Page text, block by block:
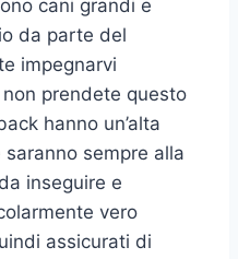
cani grandi e
da parte del
impegnarvi
non prendete questo
hanno un’alta
sempre alla
inseguire e
vero
assicurati di